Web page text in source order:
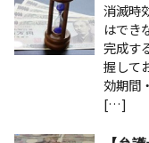
消滅時
はでき
完成す
握して
効期間
[…]